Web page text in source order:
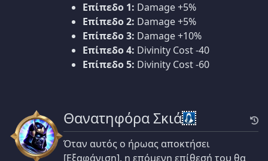
Επίπεδο 1: Damage +5%
Επίπεδο 2: Damage +5%
Επίπεδο 3: Damage +10%
Επίπεδο 4: Divinity Cost -40
Επίπεδο 5: Divinity Cost -60
Θανατηφόρα Σκιά
Όταν αυτός ο ήρωας αποκτήσει
[Εξαφάνιση], η επόμενη επίθεσή του θα